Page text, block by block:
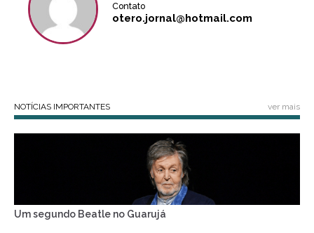
Contato
otero.jornal@hotmail.com
NOTÍCIAS IMPORTANTES ver mais
Um segundo Beatle no Guarujá